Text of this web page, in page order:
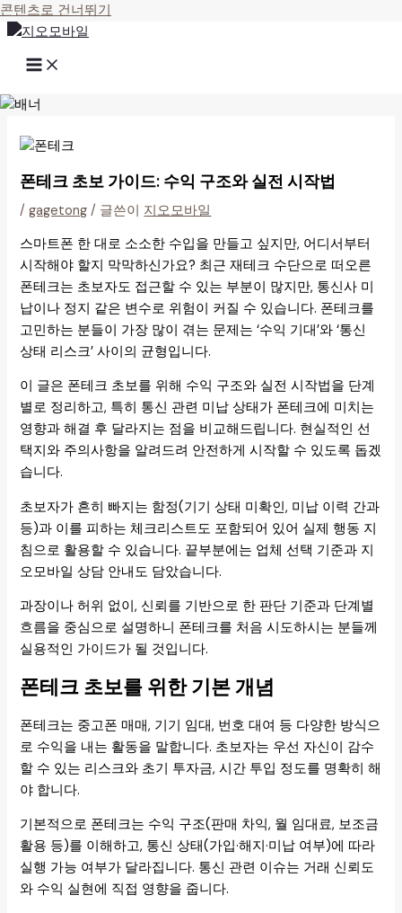
콘텐츠로 건너뛰기
폰테크 초보 가이드: 수익 구조와 실전 시작법
/gagetong / 글쓴이 지오모바일
스마트폰 한 대로 소소한 수입을 만들고 싶지만, 어디서부터
시작해야 할지 막막하신가요? 최근 재테크 수단으로 떠오른
폰테크는 초보자도 접근할 수 있는 부분이 많지만, 통신사 미
납이나 정지 같은 변수로 위험이 커질 수 있습니다. 폰테크를
고민하는 분들이 가장 많이 겪는 문제는 ‘수익 기대’와 ‘통신
상태 리스크’ 사이의 균형입니다.
이 글은 폰테크 초보를 위해 수익 구조와 실전 시작법을 단계
별로 정리하고, 특히 통신 관련 미납 상태가 폰테크에 미치는
영향과 해결 후 달라지는 점을 비교해드립니다. 현실적인 선
택지와 주의사항을 알려드려 안전하게 시작할 수 있도록 돕겠
습니다.
초보자가 흔히 빠지는 함정(기기 상태 미확인, 미납 이력 간과
등)과 이를 피하는 체크리스트도 포함되어 있어 실제 행동 지
침으로 활용할 수 있습니다. 끝부분에는 업체 선택 기준과 지
오모바일 상담 안내도 담았습니다.
과장이나 허위 없이, 신뢰를 기반으로 한 판단 기준과 단계별
흐름을 중심으로 설명하니 폰테크를 처음 시도하시는 분들께
실용적인 가이드가 될 것입니다.
폰테크 초보를 위한 기본 개념
폰테크는 중고폰 매매, 기기 임대, 번호 대여 등 다양한 방식으
로 수익을 내는 활동을 말합니다. 초보자는 우선 자신이 감수
할 수 있는 리스크와 초기 투자금, 시간 투입 정도를 명확히 해
야 합니다.
기본적으로 폰테크는 수익 구조(판매 차익, 월 임대료, 보조금
활용 등)를 이해하고, 통신 상태(가입·해지·미납 여부)에 따라
실행 가능 여부가 달라집니다. 통신 관련 이슈는 거래 신뢰도
와 수익 실현에 직접 영향을 줍니다.